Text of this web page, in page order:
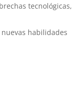
tecnológicas,
habilidades